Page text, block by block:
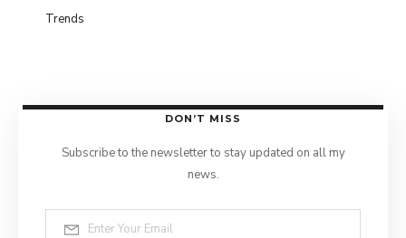
Trends
DON’T MISS
Subscribe to the newsletter to stay updated on all my
news.